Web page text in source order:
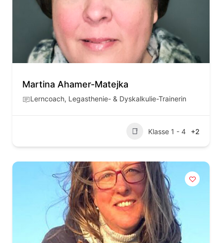
Martina Ahamer-Matejka
Lerncoach, Legasthenie- & Dyskalkulie-Trainerin
Klasse 1 - 4 +2